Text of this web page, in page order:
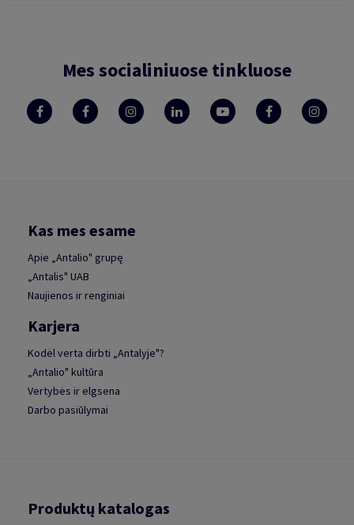
Mes socialiniuose tinkluose
Kas mes esame
Apie „Antalio" grupę
„Antalis" UAB
Naujienos ir renginiai
Karjera
Kodėl verta dirbti „Antalyje"?
„Antalio" kultūra
Vertybės ir elgsena
Darbo pasiūlymai
Produktų katalogas